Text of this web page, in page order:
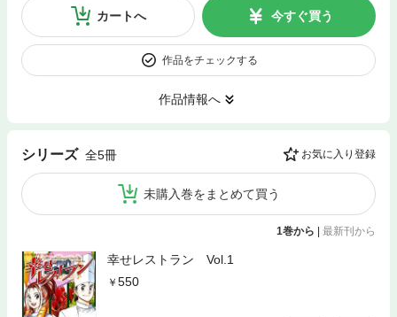
カートへ 今すぐ買う
作品をチェックする
作品情報へ
シリーズ 全5冊 お気に入り登録
未購入巻をまとめて買う
1巻から | 最新刊から
幸せレストラン Vol.1
550